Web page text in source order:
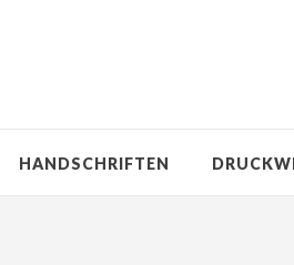
HANDSCHRIFTEN